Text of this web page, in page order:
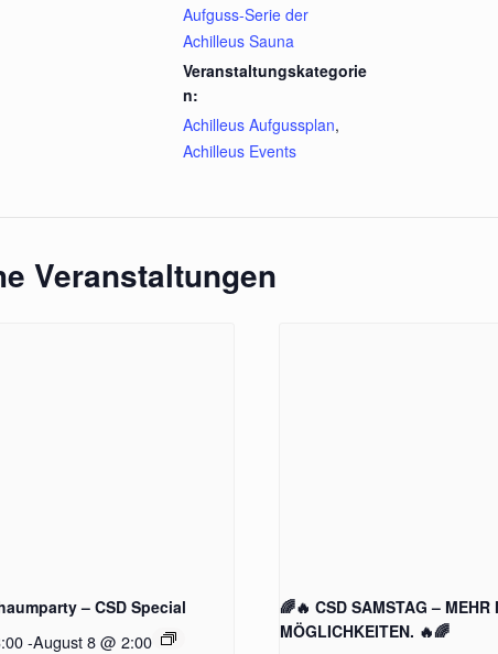
Aufguss-Serie der
Achilleus Sauna
Veranstaltungskategorie
n:
Achilleus Aufgussplan,
Achilleus Events
Veranstaltungen
– CSD Special
-August 8 @ 2:00
🌈🔥 CSD SAMSTAG – MEHR
MÖGLICHKEITEN. 🔥🌈